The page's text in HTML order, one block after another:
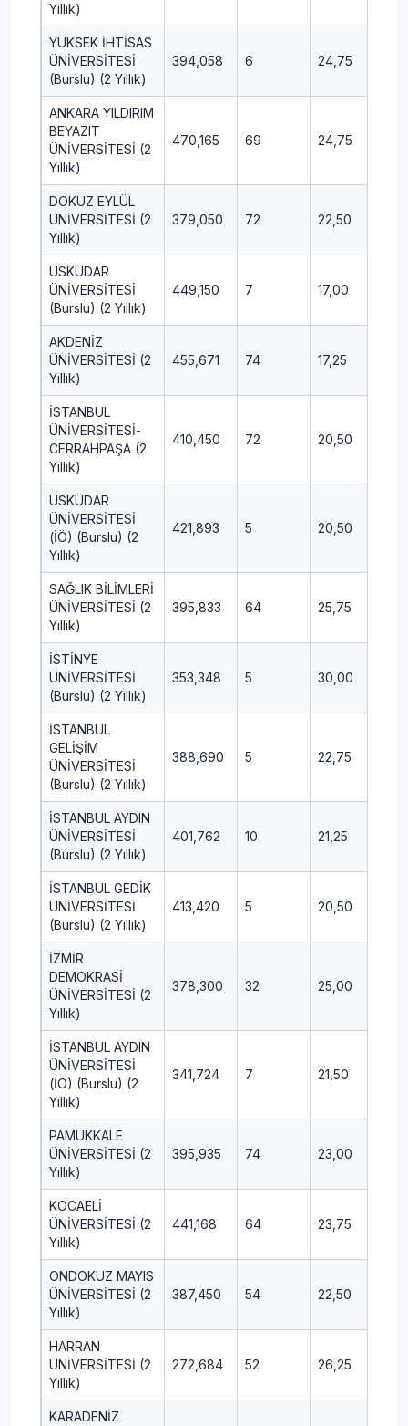
Yıllık)
YÜKSEK İHTİSAS
ÜNİVERSİTESİ
(Burslu) (2 Yıllık)
394,058 6 24,75
ANKARA YILDIRIM
BEYAZIT
ÜNİVERSİTESİ (2
Yıllık)
470,165 69 24,75
DOKUZ EYLÜL
ÜNİVERSİTESİ (2
Yıllık)
379,050 72 22,50
ÜSKÜDAR
ÜNİVERSİTESİ
(Burslu) (2 Yıllık)
449,150 7 17,00
AKDENİZ
ÜNİVERSİTESİ (2
Yıllık)
455,671 74 17,25
İSTANBUL
ÜNİVERSİTESİ-
CERRAHPAŞA (2
Yıllık)
410,450 72 20,50
ÜSKÜDAR
ÜNİVERSİTESİ
(İÖ) (Burslu) (2
Yıllık)
421,893 5 20,50
SAĞLIK BİLİMLERİ
ÜNİVERSİTESİ (2
Yıllık)
395,833 64 25,75
İSTİNYE
ÜNİVERSİTESİ
(Burslu) (2 Yıllık)
353,348 5 30,00
İSTANBUL
GELİŞİM
ÜNİVERSİTESİ
(Burslu) (2 Yıllık)
388,690 5 22,75
İSTANBUL AYDIN
ÜNİVERSİTESİ
(Burslu) (2 Yıllık)
401,762 10 21,25
İSTANBUL GEDİK
ÜNİVERSİTESİ
(Burslu) (2 Yıllık)
413,420 5 20,50
İZMİR
DEMOKRASİ
ÜNİVERSİTESİ (2
Yıllık)
378,300 32 25,00
İSTANBUL AYDIN
ÜNİVERSİTESİ
(İÖ) (Burslu) (2
Yıllık)
341,724 7 21,50
PAMUKKALE
ÜNİVERSİTESİ (2
Yıllık)
395,935 74 23,00
KOCAELİ
ÜNİVERSİTESİ (2
Yıllık)
441,168 64 23,75
ONDOKUZ MAYIS
ÜNİVERSİTESİ (2
Yıllık)
387,450 54 22,50
HARRAN
ÜNİVERSİTESİ (2
Yıllık)
272,684 52 26,25
KARADENİZ